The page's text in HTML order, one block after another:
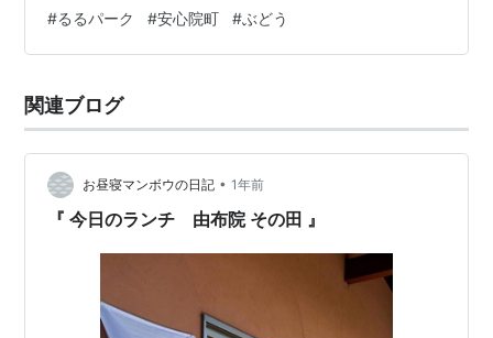
着、たぶん今年最後の蒲萄。 お気に入り、" いつきファ
ーム " さんのシャインマスカットとピオーネを購入。 そ
る " その田 " さん横目に他を検索。 『 おゴメ～ん 』恐
る恐るドアを開ければ、薄暗くガレージのような店内。
#るるパーク #安心院町 #ぶどう
関連ブログ
お昼寝マンボウの日記 • 1年前
『 今日のランチ 由布院 その田 』